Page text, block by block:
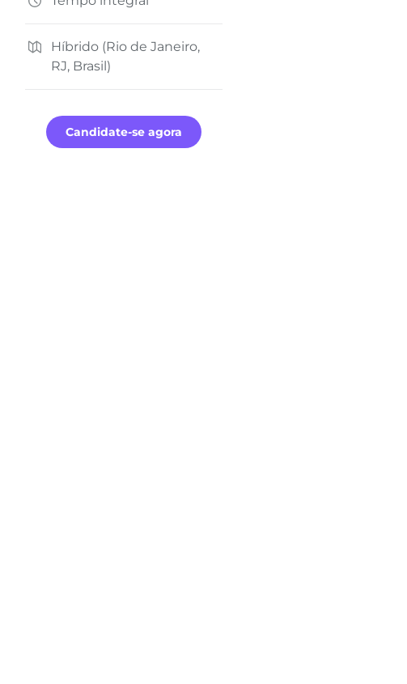
Híbrido (Rio de Janeiro,
RJ, Brasil)
Candidate-se agora